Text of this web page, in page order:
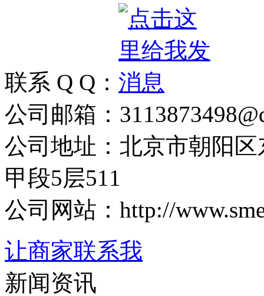
联系 Q Q：
公司邮箱：
公司地址：北京市朝阳
甲段5层511
公司网站：http://
让商家联系我
新闻资讯